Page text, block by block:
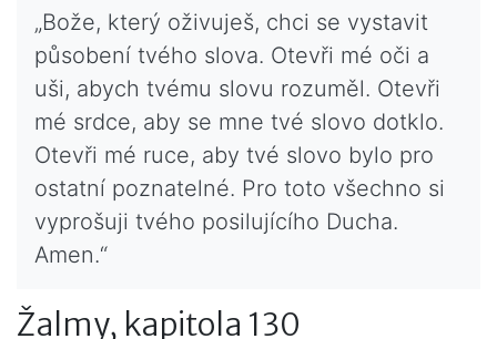
„Bože, který oživuješ, chci se vystavit
působení tvého slova. Otevři mé oči a
uši, abych tvému slovu rozuměl. Otevři
mé srdce, aby se mne tvé slovo dotklo.
Otevři mé ruce, aby tvé slovo bylo pro
ostatní poznatelné. Pro toto všechno si
vyprošuji tvého posilujícího Ducha.
Amen.“
Žalmy, kapitola 130